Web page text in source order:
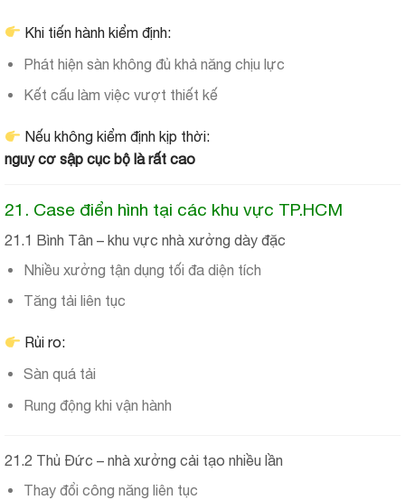
Khi tiến hành kiểm định:
Phát hiện sàn không đủ khả năng chịu lực
Kết cấu làm việc vượt thiết kế
Nếu không kiểm định kịp thời:
nguy cơ sập cục bộ là rất cao
21. Case điển hình tại các khu vực TP.HCM
21.1 Bình Tân – khu vực nhà xưởng dày đặc
Nhiều xưởng tận dụng tối đa diện tích
Tăng tải liên tục
Rủi ro:
Sàn quá tải
Rung động khi vận hành
21.2 Thủ Đức – nhà xưởng cải tạo nhiều lần
Thay đổi công năng liên tục